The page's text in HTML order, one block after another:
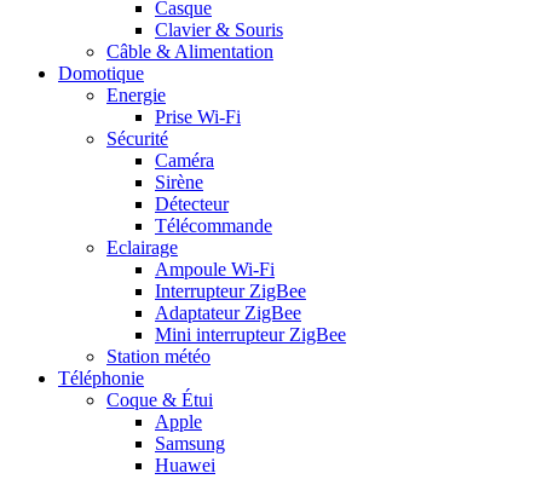
Casque
Clavier & Souris
Câble & Alimentation
Domotique
Energie
Prise Wi-Fi
Sécurité
Caméra
Sirène
Détecteur
Télécommande
Eclairage
Ampoule Wi-Fi
Interrupteur ZigBee
Adaptateur ZigBee
Mini interrupteur ZigBee
Station météo
Téléphonie
Coque & Étui
Apple
Samsung
Huawei